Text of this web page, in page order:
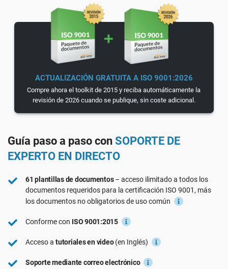
DORA
ISO 42001
RGPD UE
ISO 14001
ISO 45001
MDR UE
Por dónde empezar
Otros
Consultores
Empresas de TI y SaaS
Infraestructura crítica
Transporte y distribución
Educación
Telecomunicaciones
Banca y finanzas
Acerca de nosotros
Contáctenos
Ver DemoACTUALIZACIÓN GRATUITA A ISO 9001:2026
Compre ahora el toolkit de 2015 y reciba automáticamente la
revisión de 2026 cuando se publique, sin coste adicional.
Guía paso a paso con SOPORTE DE
EXPERTO EN DIRECTO
61 plantillas de documentos– acceso ilimitado a todos los
documentos requeridos para la certificación ISO 9001, más
los documentos no obligatorios de uso común
Conforme con ISO 9001:2015
Acceso a tutoriales en video(en Inglés)
Soporte mediante correo electrónico